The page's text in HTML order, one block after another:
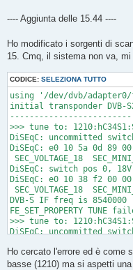
---- Aggiunta delle 15.44 ----
Ho modificato i sorgenti di
15. Cmq, il sistema non va, mi
CODICE: SELEZIONA TUTTO
using '/dev/dvb/
initial transponder DVB-S2
>>> tune to:
DiSEqC: uncommitted
DiSEqC: e0 10 5a 0d 89 00
SEC_VOLTAGE_18
DiSEqC: switch pos 0,
DiSEqC: e0 10 38 f2 00 00
SEC_VOLTAGE_18
DVB-S IF freq is 8540000
FE_SET_PROPERTY
>>> tune to:
DiSEqC: uncommitted
SEC_VOLTAGE_18
DiSEqC: switch pos 0,
Ho cercato l'errore ed è come
basse (1210) ma si aspetti